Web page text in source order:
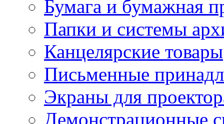
Бумага и бумажная
Папки и системы
Канцелярские товары
Письменные
Экраны для
Демонстрационные